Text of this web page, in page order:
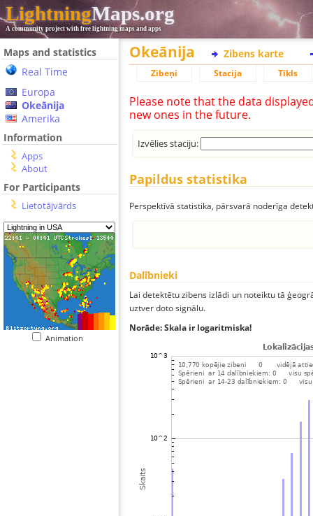
LightningMaps.org
A community project with free lightning maps and apps
Maps and statistics
Real Time
Europa
Okeānija
Amerika
Information
Apps
About
For Participants
Lietotājvārds
Animation
Okeānija Zibens karte
Zibeņi Stacija Tīkls
Please note that the data
new ones in the future.
Izvēlies staciju:
Papildus statistika
Perspektīvā statistika, pārsvarā noderīga
Dalībnieki
Lai detektētu zibens izlādi un noteiktu tā
uztver doto signālu.
Norāde: Skala ir logaritmiska!